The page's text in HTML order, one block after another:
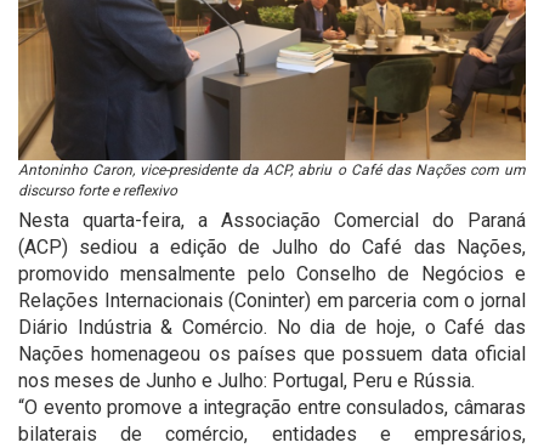
Antoninho Caron, vice-presidente da ACP, abriu o Café das Nações com um
discurso forte e reflexivo
Nesta quarta-feira, a Associação Comercial do Paraná
(ACP) sediou a edição de Julho do Café das Nações,
promovido mensalmente pelo Conselho de Negócios e
Relações Internacionais (Coninter) em parceria com o jornal
Diário Indústria & Comércio. No dia de hoje, o Café das
Nações homenageou os países que possuem data oficial
nos meses de Junho e Julho: Portugal, Peru e Rússia.
“O evento promove a integração entre consulados, câmaras
bilaterais de comércio, entidades e empresários,